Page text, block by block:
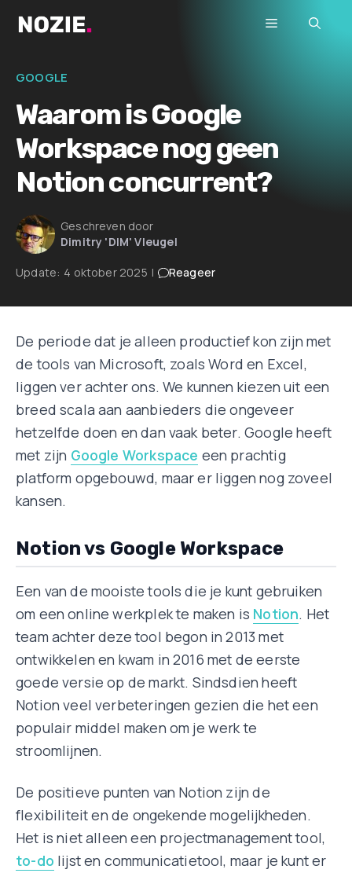
naar
inhoud
Menu
GOOGLE
Waarom is Google
Workspace nog geen
Notion concurrent?
Geschreven door
Dimitry 'DIM' Vleugel
Update: 4 oktober 2025 | Reageer
De periode dat je alleen productief kon zijn met
de tools van Microsoft, zoals Word en Excel,
liggen ver achter ons. We kunnen kiezen uit een
breed scala aan aanbieders die ongeveer
hetzelfde doen en dan vaak beter. Google heeft
met zijn Google Workspace een prachtig
platform opgebouwd, maar er liggen nog zoveel
kansen.
Notion vs Google Workspace
Een van de mooiste tools die je kunt gebruiken
om een online werkplek te maken is Notion. Het
team achter deze tool begon in 2013 met
ontwikkelen en kwam in 2016 met de eerste
goede versie op de markt. Sindsdien heeft
Notion veel verbeteringen gezien die het een
populair middel maken om je werk te
stroomlijnen.
De positieve punten van Notion zijn de
flexibiliteit en de ongekende mogelijkheden.
Het is niet alleen een projectmanagement tool,
to-do lijst en communicatietool, maar je kunt er